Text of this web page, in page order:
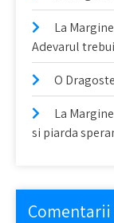
La
Adevarul
O
La
si piarda